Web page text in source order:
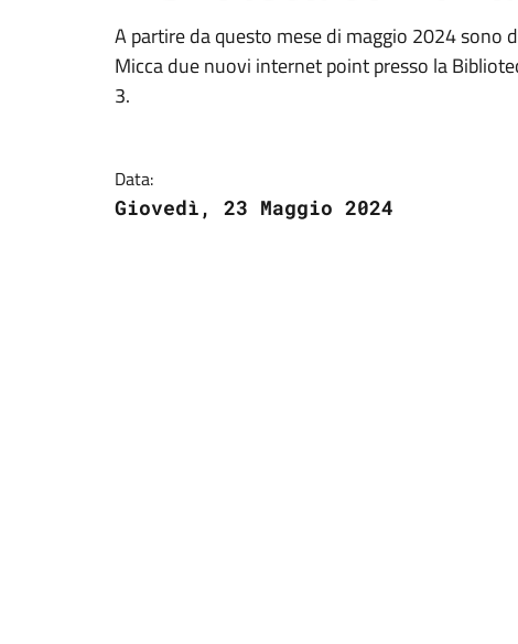
A partire da questo mese di maggio 2024
Micca due nuovi internet point presso la
3.
Data:
Giovedì, 23 Maggio 2024